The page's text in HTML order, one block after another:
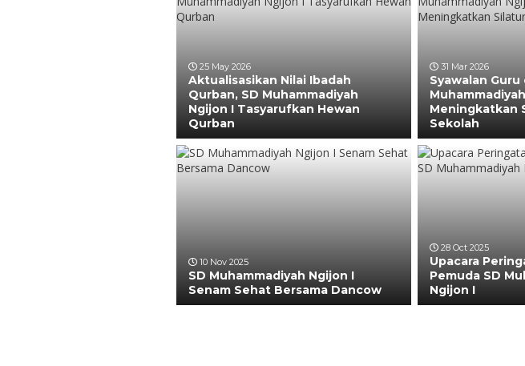
25 May 2026
Aktualisasikan Nilai Ibadah
Qurban, SD Muhammadiyah
Ngijon I Tasyarufkan Hewan
Qurban
31 Mar 2026
Syawalan Guru
Meningkatkan
Sekolah
10 Nov 2025
SD Muhammadiyah Ngijon I
Senam Sehat Bersama Dancow
28 Oct 2025
Upacara
Pemuda SD
Ngijon I